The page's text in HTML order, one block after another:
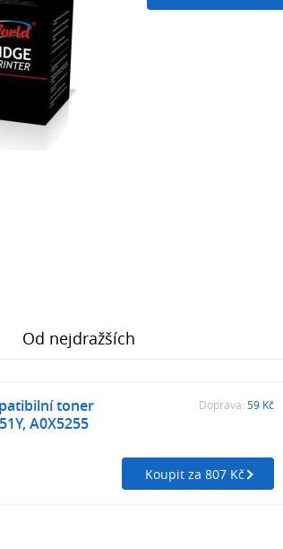
Od nejdražších
toner
A0X5255
Doprava: 59 Kč
Koupit za 807 Kč